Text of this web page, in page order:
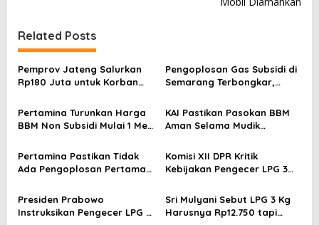
n
a
v
i
g
a
t
i
n
Related Posts
Pemprov Jateng Salurkan
Rp180 Juta untuk Korban
Blora
Pengoplosan Gas Subsidi di
Semarang Terbongkar,
Pertamina Turunkan Harga
BBM Non Subsidi Mulai 1 Mei
KAI Pastikan Pasokan BBM
Aman Selama Mudik
Pertamina Pastikan Tidak
Ada Pengoplosan Pertamax,
Tersangka
Komisi XII DPR Kritik
Kebijakan Pengecer LPG 3
Cepat Prabowo
Presiden Prabowo
Instruksikan Pengecer LPG 3
Sri Mulyani Sebut LPG 3 Kg
Harusnya Rp12.750 tapi